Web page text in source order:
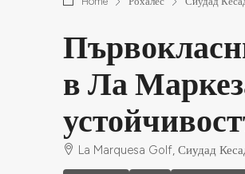
в Ла
La Marquesa Golf, Сиудад